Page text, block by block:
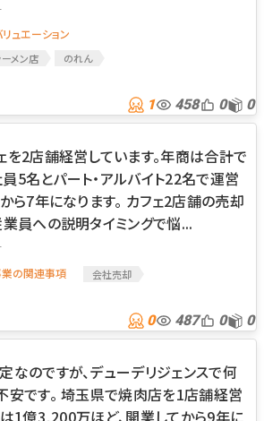
ュエーション
メン店 のれん
1 458 0 0
を2店舗経営しています。年商は合計で
5名とパート・アルバイト22名で運営
ら7年になります。 カフェ2店舗の売却
業員への説明タイミングで悩...
業の関連事項 会社売却
0 487 0 0
なのですが、デューデリジェンスで何
安です。 埼玉県で焼肉店を1店舗経営
は1億3,200万ほど、開業してから9年に